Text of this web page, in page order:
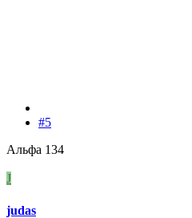
#5
Альфа 134
J
judas